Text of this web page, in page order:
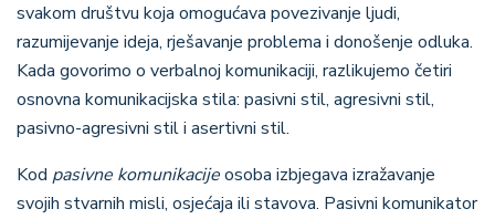
svakom društvu koja omogućava povezivanje ljudi,
razumijevanje ideja, rješavanje problema i donošenje odluka.
Kada govorimo o verbalnoj komunikaciji, razlikujemo četiri
osnovna komunikacijska stila: pasivni stil, agresivni stil,
pasivno-agresivni stil i asertivni stil.
Kod pasivne komunikacijeosoba izbjegava izražavanje
svojih stvarnih misli, osjećaja ili stavova. Pasivni komunikator